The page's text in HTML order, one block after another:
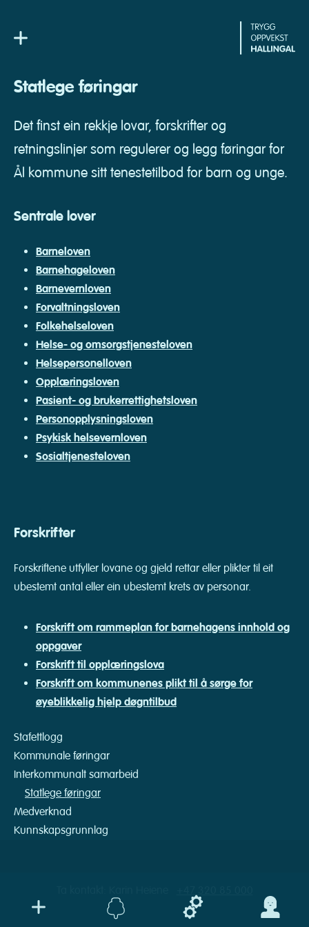
content
Stafettlogg
Kommunale føringar
Interkommunalt samarbeid
Statlege føringar
Medverknad
Kunnskapsgrunnlag
Statlege føringar
Det finst ein rekkje lovar, forskrifter og
retningslinjer som regulerer og legg føringar for
Ål kommune sitt tenestetilbod for barn og unge.
Sentrale lover
Barneloven
Barnehageloven
Barnevernloven
Forvaltningsloven
Folkehelseloven
Helse- og omsorgstjenesteloven
Helsepersonelloven
Opplæringsloven
Pasient- og brukerrettighetsloven
Personopplysningsloven
Psykisk helsevernloven
Sosialtjenesteloven
Forskrifter
Forskriftene utfyller lovane og gjeld rettar eller plikter til eit
ubestemt antal eller ein ubestemt krets av personar.
Forskrift om rammeplan for barnehagens innhold og
oppgaver
Forskrift til opplæringslova
Forskrift om kommunenes plikt til å sørge for
øyeblikkelig hjelp døgntilbud